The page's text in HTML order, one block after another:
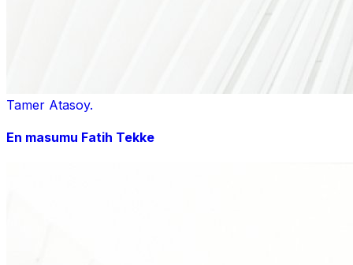
Tamer Atasoy.
En masumu Fatih Tekke